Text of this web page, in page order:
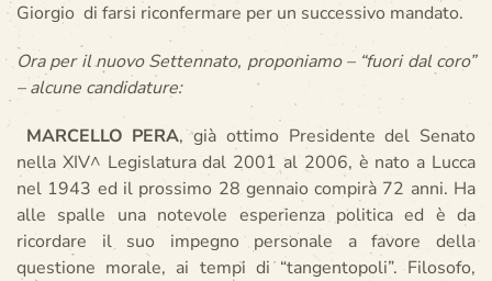
Giorgio di farsi riconfermare per un successivo mandato.
Ora per il nuovo Settennato, proponiamo – “fuori dal coro”
– alcune candidature:
MARCELLO PERA, già ottimo Presidente del Senato
nella XIV^ Legislatura dal 2001 al 2006, è nato a Lucca
nel 1943 ed il prossimo 28 gennaio compirà 72 anni. Ha
alle spalle una notevole esperienza politica ed è da
ricordare il suo impegno personale a favore della
questione morale, ai tempi di “tangentopoli”. Filosofo,